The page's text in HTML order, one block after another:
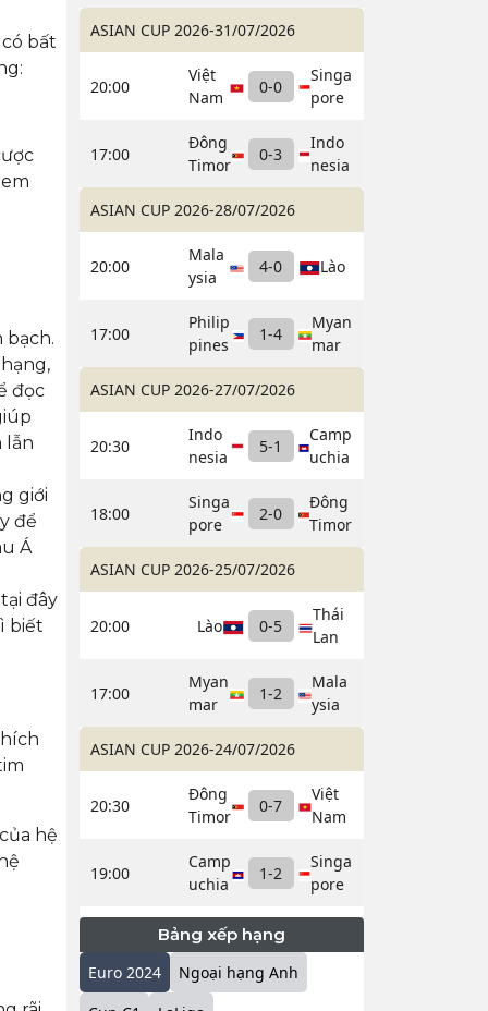
bất
bạch.
đọc
lẫn
giới
để
Á
đây
biết
hệ
ASIAN CUP 2026-31/07/2026
20:00
Việt
Nam
0-0
Singa
pore
17:00
Đông
Timor
0-3
Indo
nesia
ASIAN CUP 2026-28/07/2026
20:00
Mala
ysia
4-0 Lào
17:00
Philip
pines
1-4
Myan
mar
ASIAN CUP 2026-27/07/2026
20:30
Indo
nesia
5-1
Camp
uchia
18:00
Singa
pore
2-0
Đông
Timor
ASIAN CUP 2026-25/07/2026
20:00 Lào 0-5
Thái
Lan
17:00
Myan
mar
1-2
Mala
ysia
ASIAN CUP 2026-24/07/2026
20:30
Đông
Timor
0-7
Việt
Nam
19:00
Camp
uchia
1-2
Singa
pore
Bảng xếp hạng
Euro 2024
Ngoại hạng Anh